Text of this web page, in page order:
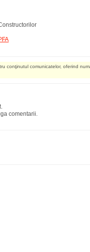
conţinutul comunicatelor, oferind
comentarii.